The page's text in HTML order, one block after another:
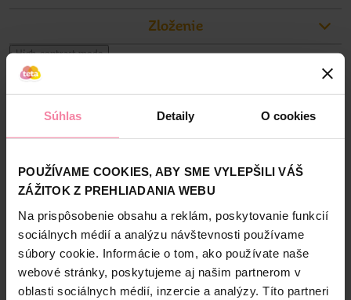
Súhlas Detaily O cookies
POUŽÍVAME COOKIES, ABY SME VYLEPŠILI VÁŠ
ZÁŽITOK Z PREHLIADANIA WEBU
Na prispôsobenie obsahu a reklám, poskytovanie funkcií
sociálnych médií a analýzu návštevnosti používame
súbory cookie. Informácie o tom, ako používate naše
webové stránky, poskytujeme aj našim partnerom v
oblasti sociálnych médií, inzercie a analýzy. Títo partneri
zaslúženú dovolenku bez obáv o zdravie pokožky svojej i
príjemnú cenu. Výrobky Helios Herb spĺňajú všetky
požiadavky EÚ ohľadom účinnosti opaľovacej kozmetiky.
Informácie o výrobcovi
SOL
Zloženie
High-contrast mode
Alternatívne produkty
NAŠA ZNAČKA
HeliosHerb sprej na
opaľovanie OF50 rodinný
300 ml
Helios Herb sprej na
opaľovanie SPF50 200 ml